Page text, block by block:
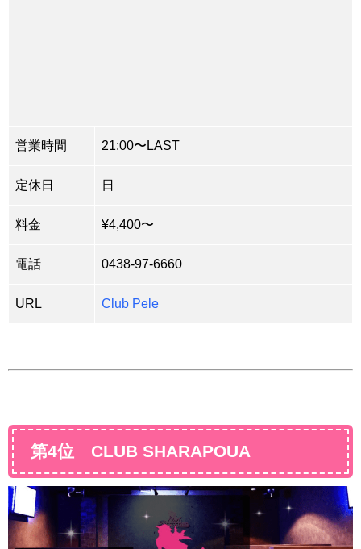
営業時間 21:00〜LAST
定休日 日
料金 ¥4,400〜
電話 0438-97-6660
URL Club Pele
第4位 CLUB SHARAPOUA